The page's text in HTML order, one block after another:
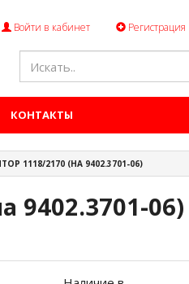
Войти в кабинет Регистрация
КОНТАКТЫ
1118/2170 (НА 9402.3701-06)
9402.3701-06)